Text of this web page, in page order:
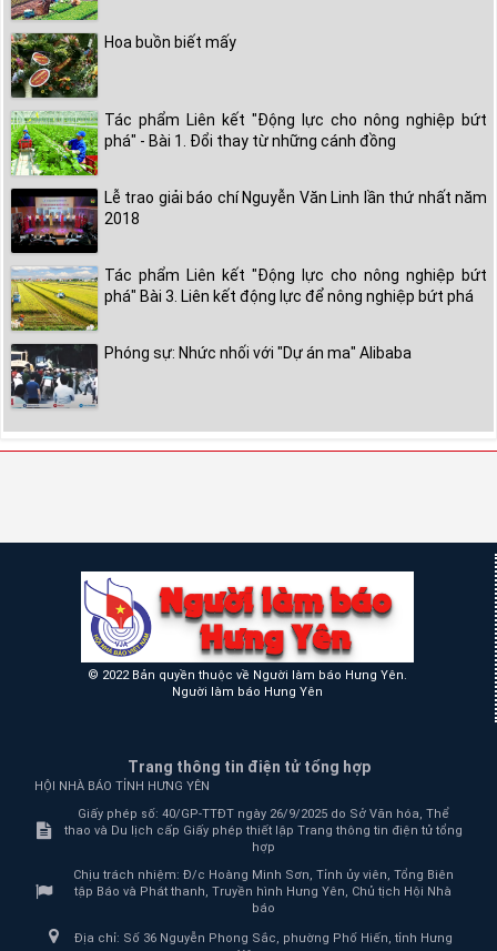
Hoa buồn biết mấy
Tác phẩm Liên kết "Động lực cho nông nghiệp bứt
phá" - Bài 1. Đổi thay từ những cánh đồng
Lễ trao giải báo chí Nguyễn Văn Linh lần thứ nhất năm
2018
Tác phẩm Liên kết "Động lực cho nông nghiệp bứt
phá" Bài 3. Liên kết động lực để nông nghiệp bứt phá
Phóng sự: Nhức nhối với "Dự án ma" Alibaba
© 2022 Bản quyền thuộc về Người làm báo Hưng Yên.
Người làm báo Hưng Yên
Trang thông tin điện tử tổng hợp
HỘI NHÀ BÁO TỈNH HƯNG YÊN
Giấy phép số: 40/GP-TTĐT ngày 26/9/2025 do Sở Văn hóa, Thể
thao và Du lịch cấp Giấy phép thiết lập Trang thông tin điện tử tổng
hợp
Chịu trách nhiệm: Đ/c Hoàng Minh Sơn, Tỉnh ủy viên, Tổng Biên
tập Báo và Phát thanh, Truyền hình Hưng Yên, Chủ tịch Hội Nhà
báo
Địa chỉ: Số 36 Nguyễn Phong Sắc, phường Phố Hiến, tỉnh Hưng